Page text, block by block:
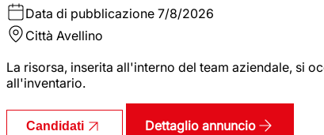
Data di pubblicazione 7/8/2026
Città Avellino
La risorsa, inserita all'interno del team aziendale, si
all'inventario.
Candidati Dettaglio annuncio